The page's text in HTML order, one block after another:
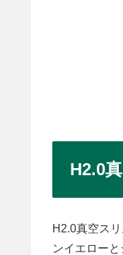
H2.0
H2.0真空ス
ンイエロー